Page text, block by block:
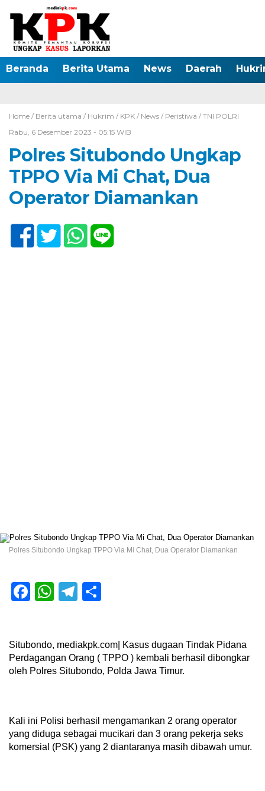
Beranda Berita Utama News Daerah
Home / Berita utama / Hukrim / KPK / News / Peristiwa / TNI POLRI
Rabu, 6 Desember 2023 - 05:15 WIB
Polres Situbondo Ungkap
TPPO Via Mi Chat, Dua
Operator Diamankan
Polres Situbondo Ungkap TPPO Via Mi Chat, Dua Operator Diamankan
Facebook
WhatsApp
Telegram
Situbondo, mediakpk.com| Kasus dugaan Tindak Pidana
Perdagangan Orang ( TPPO ) kembali berhasil dibongkar
oleh Polres Situbondo, Polda Jawa Timur.
Kali ini Polisi berhasil mengamankan 2 orang operator
yang diduga sebagai mucikari dan 3 orang pekerja seks
komersial (PSK) yang 2 diantaranya masih dibawah umur.